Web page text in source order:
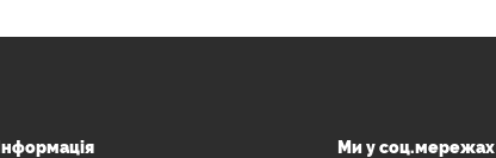
Інформація Ми у соц.мережах